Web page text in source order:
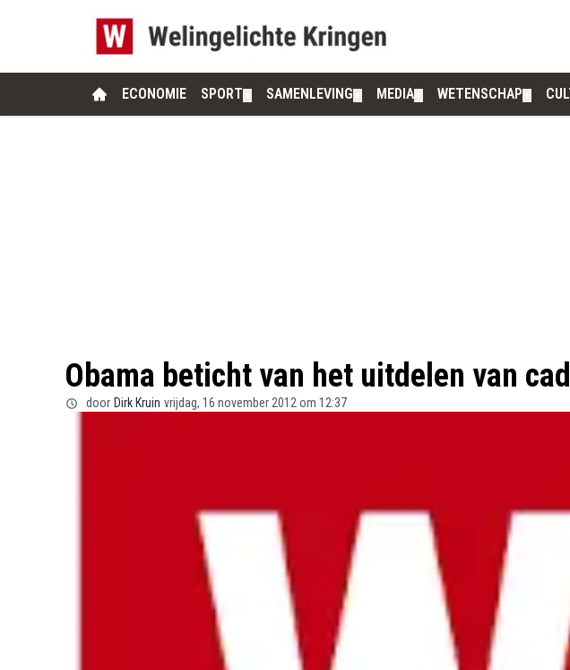
ECONOMIE SPORT SAMENLEVING MEDIA WETENSCHAP
Obama beticht van het uitdelen van
door Dirk Kruin vrijdag, 16 november 2012 om 12:37